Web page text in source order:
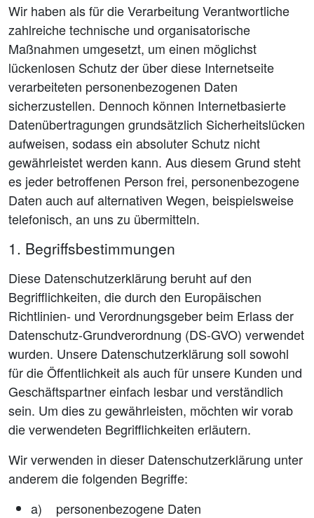
Wir haben als für die Verarbeitung Verantwortliche
zahlreiche technische und organisatorische
Maßnahmen umgesetzt, um einen möglichst
lückenlosen Schutz der über diese Internetseite
verarbeiteten personenbezogenen Daten
sicherzustellen. Dennoch können Internetbasierte
Datenübertragungen grundsätzlich Sicherheitslücken
aufweisen, sodass ein absoluter Schutz nicht
gewährleistet werden kann. Aus diesem Grund steht
es jeder betroffenen Person frei, personenbezogene
Daten auch auf alternativen Wegen, beispielsweise
telefonisch, an uns zu übermitteln.
1. Begriffsbestimmungen
Diese Datenschutzerklärung beruht auf den
Begrifflichkeiten, die durch den Europäischen
Richtlinien- und Verordnungsgeber beim Erlass der
Datenschutz-Grundverordnung (DS-GVO) verwendet
wurden. Unsere Datenschutzerklärung soll sowohl
für die Öffentlichkeit als auch für unsere Kunden und
Geschäftspartner einfach lesbar und verständlich
sein. Um dies zu gewährleisten, möchten wir vorab
die verwendeten Begrifflichkeiten erläutern.
Wir verwenden in dieser Datenschutzerklärung unter
anderem die folgenden Begriffe:
a) personenbezogene Daten